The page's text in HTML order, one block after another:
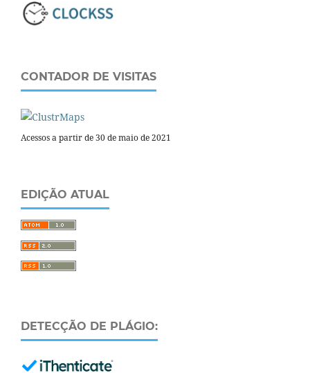
CONTADOR DE VISITAS
Acessos a partir de 30 de maio de 2021
EDIÇÃO ATUAL
DETECÇÃO DE PLÁGIO: